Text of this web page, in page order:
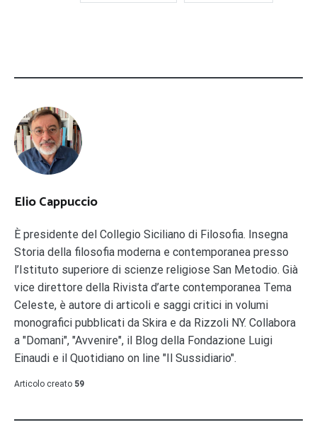
Elio Cappuccio
È presidente del Collegio Siciliano di Filosofia. Insegna
Storia della filosofia moderna e contemporanea presso
l’Istituto superiore di scienze religiose San Metodio. Già
vice direttore della Rivista d’arte contemporanea Tema
Celeste, è autore di articoli e saggi critici in volumi
monografici pubblicati da Skira e da Rizzoli NY. Collabora
a "Domani", "Avvenire", il Blog della Fondazione Luigi
Einaudi e il Quotidiano on line "Il Sussidiario".
Articolo creato 59